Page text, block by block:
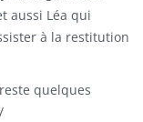
aussi Léa qui
à la restitution
quelques